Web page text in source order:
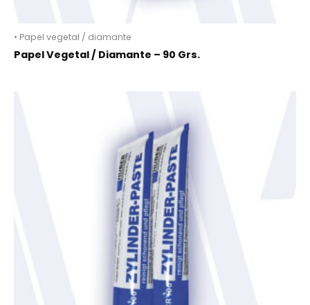
• Papel vegetal / diamante
Papel Vegetal / Diamante – 90 Grs.